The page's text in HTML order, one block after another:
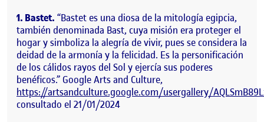
1. Bastet. “Bastet es una diosa de la mitología egipcia,
también denominada Bast, cuya misión era proteger el
hogar y simboliza la alegría de vivir, pues se considera la
deidad de la armonía y la felicidad. Es la personificación
de los cálidos rayos del Sol y ejercía sus poderes
benéficos.” Google Arts and Culture,
https://artsandculture.google.com/usergallery/
consultado el 21/01/2024